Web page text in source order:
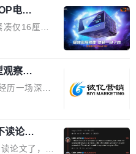
电
打造旗
仅16厘米
科技近日正
力平台打
额定功率
与PCIe 5.1
阶PC主机
身 钛金雕1
观察：
式转移
历一场深刻
市场从2025
突破120亿美
场更是从20
读论文
论文了，而